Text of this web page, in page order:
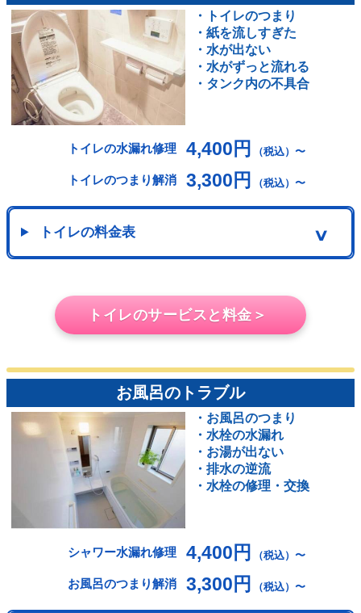
・トイレのつまり
・紙を流しすぎた
・水が出ない
・水がずっと流れる
・タンク内の不具合
トイレの水漏れ修理 4,400円 （税込）〜
トイレのつまり解消 3,300円 （税込）〜
トイレの料金表 ∨
トイレのサービスと料金＞
お風呂のトラブル
・お風呂のつまり
・水栓の水漏れ
・お湯が出ない
・排水の逆流
・水栓の修理・交換
シャワー水漏れ修理 4,400円 （税込）〜
お風呂のつまり解消 3,300円 （税込）〜